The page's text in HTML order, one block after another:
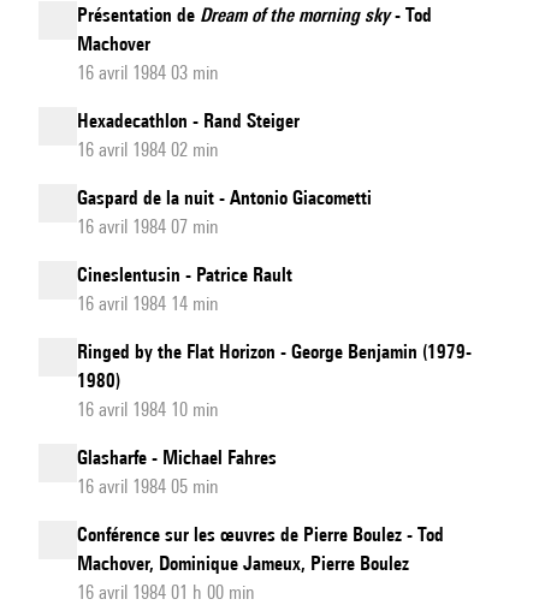
Présentation de Dream of the morning sky- Tod
Machover
16 avril 1984 03 min
Hexadecathlon - Rand Steiger
16 avril 1984 02 min
Gaspard de la nuit - Antonio Giacometti
16 avril 1984 07 min
Cineslentusin - Patrice Rault
16 avril 1984 14 min
Ringed by the Flat Horizon - George Benjamin (1979-
1980)
16 avril 1984 10 min
Glasharfe - Michael Fahres
16 avril 1984 05 min
Conférence sur les œuvres de Pierre Boulez - Tod
Machover, Dominique Jameux, Pierre Boulez
16 avril 1984 01 h 00 min